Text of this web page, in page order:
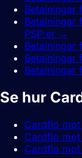
Betalningar
Betalningar
PSP:er →
Betalningar
Betalningar
Betalningar
Se hur
Cardflo mot
Cardflo
Cardflo